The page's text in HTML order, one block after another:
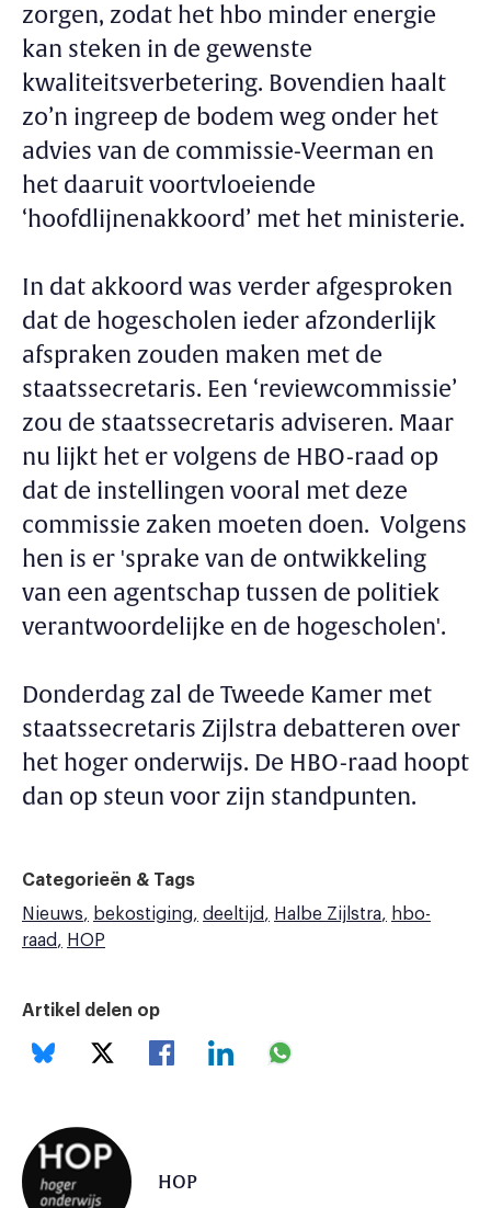
zorgen, zodat het hbo minder energie
kan steken in de gewenste
kwaliteitsverbetering. Bovendien haalt
zo’n ingreep de bodem weg onder het
advies van de commissie-Veerman en
het daaruit voortvloeiende
‘hoofdlijnenakkoord’ met het ministerie.
In dat akkoord was verder afgesproken
dat de hogescholen ieder afzonderlijk
afspraken zouden maken met de
staatssecretaris. Een ‘reviewcommissie’
zou de staatssecretaris adviseren. Maar
nu lijkt het er volgens de HBO-raad op
dat de instellingen vooral met deze
commissie zaken moeten doen. Volgens
hen is er 'sprake van de ontwikkeling
van een agentschap tussen de politiek
verantwoordelijke en de hogescholen'.
Donderdag zal de Tweede Kamer met
staatssecretaris Zijlstra debatteren over
het hoger onderwijs. De HBO-raad hoopt
dan op steun voor zijn standpunten.
Categorieën & Tags
Nieuws
bekostiging deeltijd Halbe Zijlstra
hbo-
raad
HOP
Artikel delen op
HOP